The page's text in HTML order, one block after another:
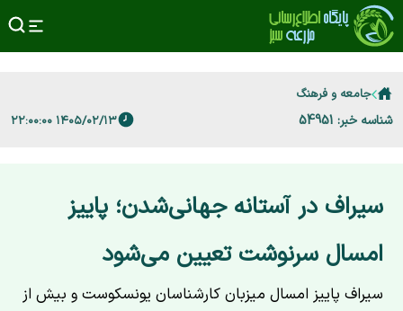
جامعه و فرهنگ
شناسه خبر: 54951 ۱۴۰۵/۰۲/۱۳ ۲۲:۰۰:۰۰
سیراف در آستانه جهانی‌شدن؛ پاییز
امسال سرنوشت تعیین می‌شود
سیراف پاییز امسال میزبان کارشناسان یونسکوست و بیش از